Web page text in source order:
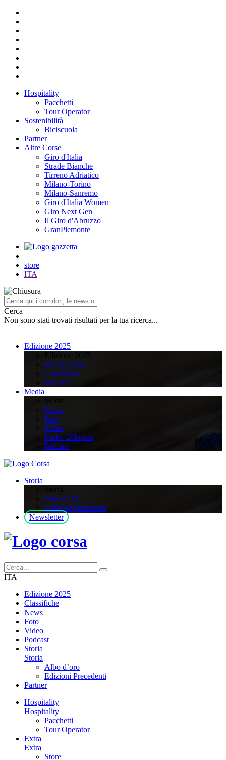
Hospitality
Pacchetti
Tour Operator
Sostenibilità
Biciscuola
Partner
Altre Corse
Giro d'Italia
Strade Bianche
Tirreno Adriatico
Milano-Torino
Milano-Sanremo
Giro d'Italia Women
Giro Next Gen
Il Giro d'Abruzzo
GranPiemonte
store
ITA
Cerca
Non sono stati trovati risultati per la tua ricerca...
Edizione 2025
Recap Corsa
Classifiche
Squadre
Media
News
Foto
Video
Radio Ufficiale
Podcast
Storia
Albo d’oro
Edizioni precedenti
Newsletter
ITA
Edizione 2025
Classifiche
News
Foto
Video
Podcast
Storia
Storia
Albo d’oro
Edizioni Precedenti
Partner
Hospitality
Hospitality
Pacchetti
Tour Operator
Extra
Extra
Store